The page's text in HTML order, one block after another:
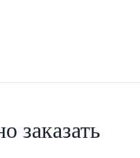
заказать